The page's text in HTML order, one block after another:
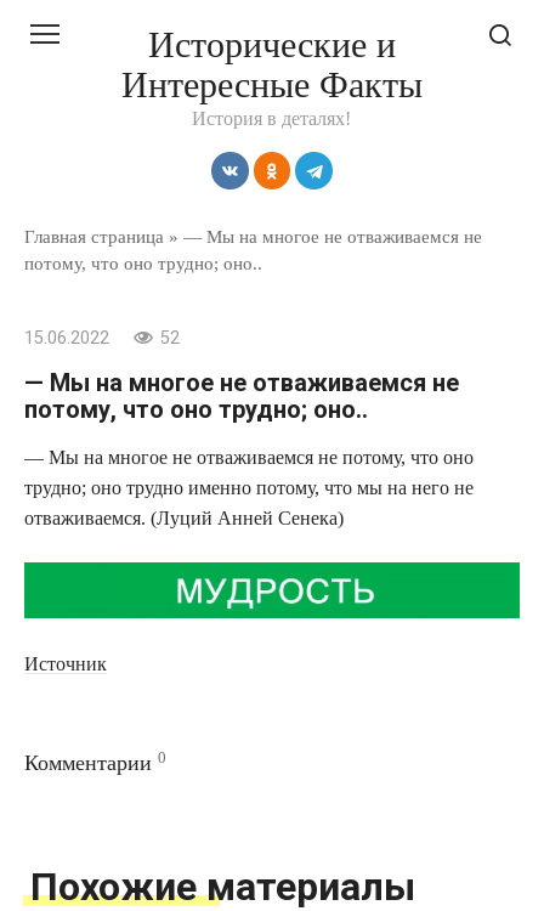
Исторические и
Интересные Факты
История в деталях!
Главная страница » — Мы на многое не отваживаемся не
потому, что оно трудно; оно..
15.06.2022 52
— Мы на многое не отваживаемся не
потому, что оно трудно; оно..
— Мы на многое не отваживаемся не потому, что оно
трудно; оно трудно именно потому, что мы на него не
отваживаемся. (Луций Анней Сенека)
Источник
Комментарии 0
Похожие материалы